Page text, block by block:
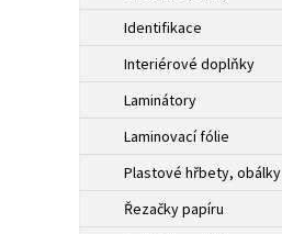
Identifikace
Interiérové doplňky
Laminátory
Laminovací fólie
Plastové hřbety, obálky
Řezačky papíru